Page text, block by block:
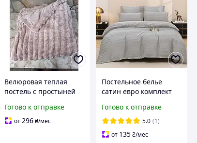
Велюровая теплая
постель с простыней
евро размер
Готово к отправке
от296 ₴/мес
Постельное белье
сатин евро комплект
страйп сатин простынь
на резинке наволочки
50х70 Серый
Готово к отправке
5.0 (1)
от 135₴/мес